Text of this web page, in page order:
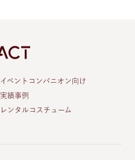
イベントコンパニオン向け
実績事例
レンタルコスチューム